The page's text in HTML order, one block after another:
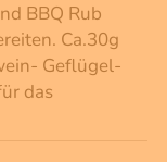
BBQ Rub
Ca.30g
Geflügel-
das